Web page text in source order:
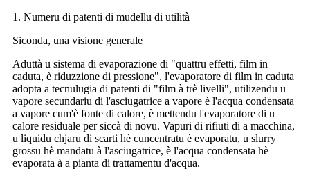
1. Numeru di patenti di mudellu di utilità
Siconda, una visione generale
Aduttà u sistema di evaporazione di "quattru effetti, film in
caduta, è riduzzione di pressione", l'evaporatore di film in caduta
adopta a tecnulugia di patenti di "film à trè livelli", utilizendu u
vapore secundariu di l'asciugatrice a vapore è l'acqua condensata
a vapore cum'è fonte di calore, è mettendu l'evaporatore di u
calore residuale per siccà di novu. Vapuri di rifiuti di a macchina,
u liquidu chjaru di scarti hè cuncentratu è evaporatu, u slurry
grossu hè mandatu à l'asciugatrice, è l'acqua condensata hè
evaporata à a pianta di trattamentu d'acqua.